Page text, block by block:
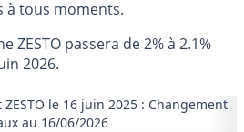
à tous moments.
ZESTO passera de 2% à 2.1%
2026.
le 16 juin 2025 : Changement
au 16/06/2026